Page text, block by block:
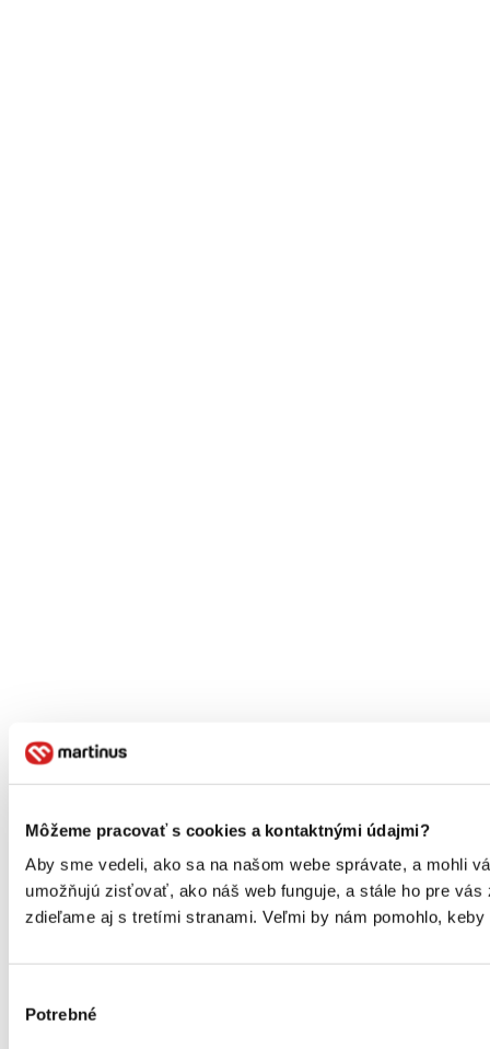
Môžeme pracovať s cookies a kontaktnými údajmi?
Aby sme vedeli, ako sa na našom webe správate, a mohli
umožňujú zisťovať, ako náš web funguje, a stále ho pre
zdieľame aj s tretími stranami. Veľmi by nám pomohlo,
súhlasu
Potrebné